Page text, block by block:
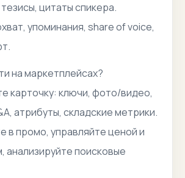
цитаты спикера.
упоминания, share of voice,
на маркетплейсах?
карточку: ключи, фото/видео,
атрибуты, складские метрики.
в промо, управляйте ценой и
анализируйте поисковые